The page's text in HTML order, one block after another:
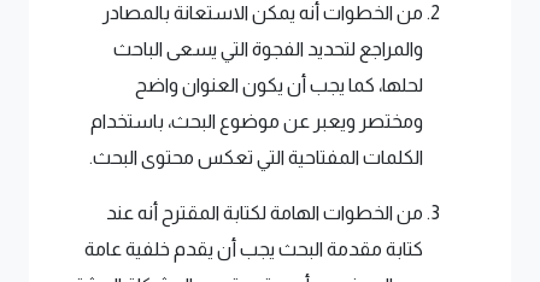
من الخطوات أنه يمكن الاستعانة بالمصادر
والمراجع لتحديد الفجوة التي يسعى الباحث
لحلها، كما يجب أن يكون العنوان واضح
ومختصر ويعبر عن موضوع البحث، باستخدام
الكلمات المفتاحية التي تعكس محتوى البحث.
من الخطوات الهامة لكتابة المقترح أنه عند
كتابة مقدمة البحث يجب أن يقدم خلفية عامة